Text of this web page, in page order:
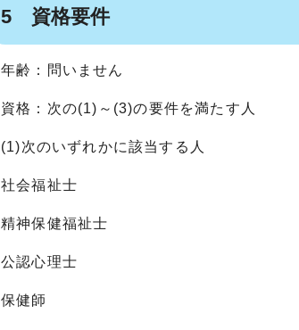
5 資格要件
年齢：問いません
資格：次の(1)～(3)の要件を満たす人
(1)次のいずれかに該当する人
社会福祉士
精神保健福祉士
公認心理士
保健師